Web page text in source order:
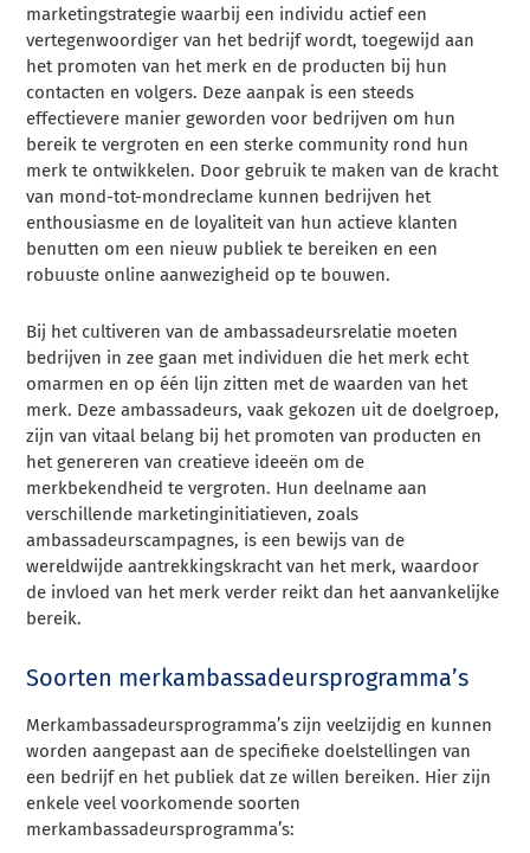
marketingstrategie waarbij een individu actief een
vertegenwoordiger van het bedrijf wordt, toegewijd aan
het promoten van het merk en de producten bij hun
contacten en volgers. Deze aanpak is een steeds
effectievere manier geworden voor bedrijven om hun
bereik te vergroten en een sterke community rond hun
merk te ontwikkelen. Door gebruik te maken van de kracht
van mond-tot-mondreclame kunnen bedrijven het
enthousiasme en de loyaliteit van hun actieve klanten
benutten om een nieuw publiek te bereiken en een
robuuste online aanwezigheid op te bouwen.
Bij het cultiveren van de ambassadeursrelatie moeten
bedrijven in zee gaan met individuen die het merk echt
omarmen en op één lijn zitten met de waarden van het
merk. Deze ambassadeurs, vaak gekozen uit de doelgroep,
zijn van vitaal belang bij het promoten van producten en
het genereren van creatieve ideeën om de
merkbekendheid te vergroten. Hun deelname aan
verschillende marketinginitiatieven, zoals
ambassadeurscampagnes, is een bewijs van de
wereldwijde aantrekkingskracht van het merk, waardoor
de invloed van het merk verder reikt dan het aanvankelijke
bereik.
Soorten merkambassadeursprogramma’s
Merkambassadeursprogramma’s zijn veelzijdig en kunnen
worden aangepast aan de specifieke doelstellingen van
een bedrijf en het publiek dat ze willen bereiken. Hier zijn
enkele veel voorkomende soorten
merkambassadeursprogramma’s: